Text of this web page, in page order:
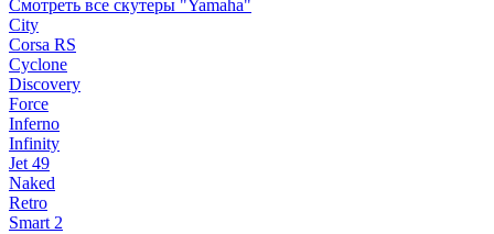
Смотреть все скутеры "Yamaha"
City
Corsa RS
Cyclone
Discovery
Force
Inferno
Infinity
Jet 49
Naked
Retro
Smart 2